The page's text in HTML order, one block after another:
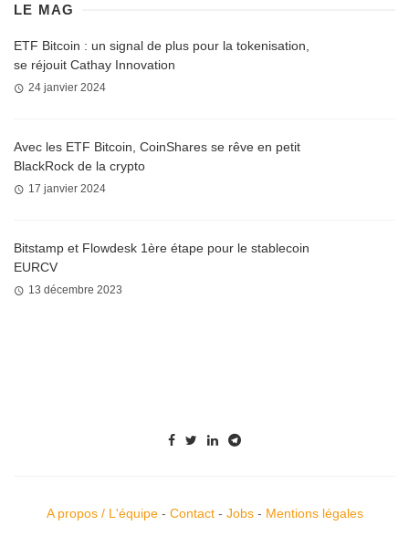
LE MAG
ETF Bitcoin : un signal de plus pour la tokenisation,
se réjouit Cathay Innovation
24 janvier 2024
Avec les ETF Bitcoin, CoinShares se rêve en petit
BlackRock de la crypto
17 janvier 2024
Bitstamp et Flowdesk 1ère étape pour le stablecoin
EURCV
13 décembre 2023
A propos / L'équipe- Contact- Jobs- Mentions légales